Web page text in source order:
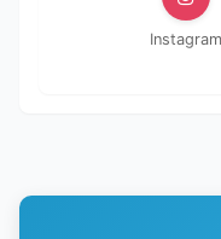
Instagram